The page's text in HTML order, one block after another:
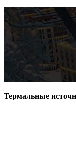
Термальные